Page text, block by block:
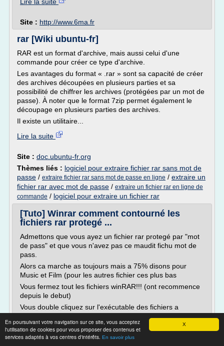
X
En poursuivant votre navigation sur ce site, vous acceptez
l'utilisation de cookies pour vous proposer des contenus et
services adaptés à vos centres d'intérêts. En savoir plus
Site : http://www.6ma.fr
rar [Wiki ubuntu-fr]
RAR est un format d'archive, mais aussi celui d'une
commande pour créer ce type d'archive.
Les avantages du format « .rar » sont sa capacité de créer
des archives découpées en plusieurs parties et sa
possibilité de chiffrer les archives (protégées par un mot de
passe). À noter que le format 7zip permet également le
découpage en plusieurs parties des archives.
Il existe un utilitaire...
Lire la suite
Site : doc.ubuntu-fr.org
Thèmes liés : logiciel pour extraire fichier rar sans mot de
passe / extraire fichier rar sans mot de passe en ligne / extraire un
fichier rar avec mot de passe / extraire un fichier rar en ligne de
commande / logiciel pour extraire un fichier rar
[Tuto] Winrar comment contourné les
fichiers rar protegé ...
Admettons que vous ayez un fichier rar protegé par "mot
de pass" et que vous n'avez pas ce maudit fichu mot de
pass.
Alors ca marche as toujours mais a 75% disons pour
Music et Film (pour les autres fichier ces plus bas
Vous fermez tout les fichiers winRAR!!! (ont recommence
depuis le debut)
Vous double cliquez sur l'exécutable des fichiers a
allez avoir une fenêtre winrar qui...
Lire la suite